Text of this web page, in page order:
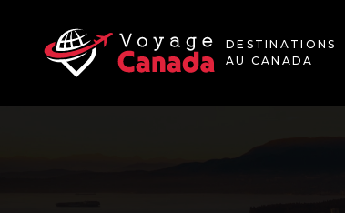
DESTINATIONS
AU CANADA